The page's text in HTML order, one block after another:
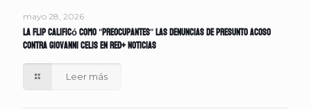
mayo 28, 2026
La FLIP calificó como “preocupantes” las denuncias de presunto acoso
contra Giovanni Celis en Red+ Noticias
Leer más